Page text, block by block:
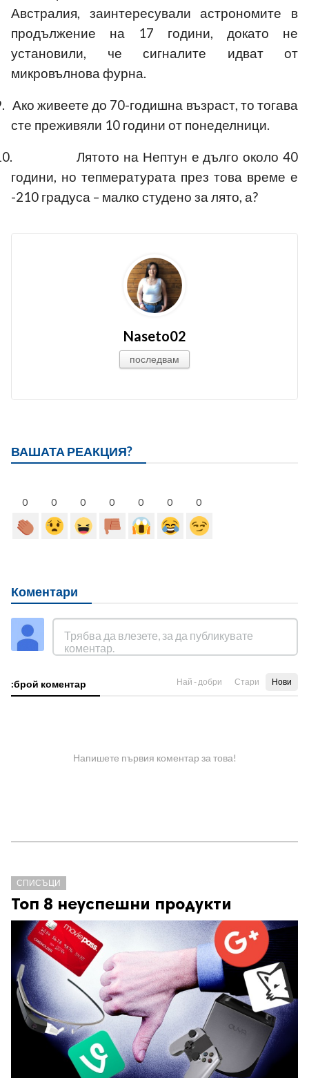
Австралия, заинтересували астрономите в
продължение на 17 години, докато не
установили, че сигналите идват от
микровълнова фурна.
Ако живеете до 70-годишна възраст, то тогава
сте преживяли 10 години от понеделници.
Лятото на Нептун е дълго около 40
години, но тепмературата през това време е
-210 градуса – малко студено за лято, а?
Naseto02
последвам
ВАШАТА РЕАКЦИЯ?
0 0 0 0 0 0 0
Коментари
:брой коментар Най - добри Стари Нови
Напишете първия коментар за това!
СПИСЪЦИ
Топ 8 неуспешни продукти